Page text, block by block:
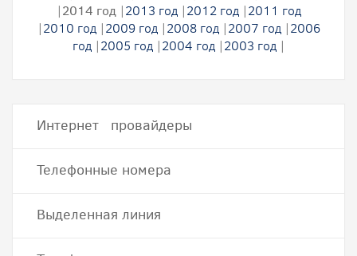
|2014 год|2013 год|2012 год|2011 год
|2010 год|2009 год|2008 год|2007 год|2006
год|2005 год|2004 год|2003 год|
Интернет провайдеры
Телефонные номера
Выделенная линия